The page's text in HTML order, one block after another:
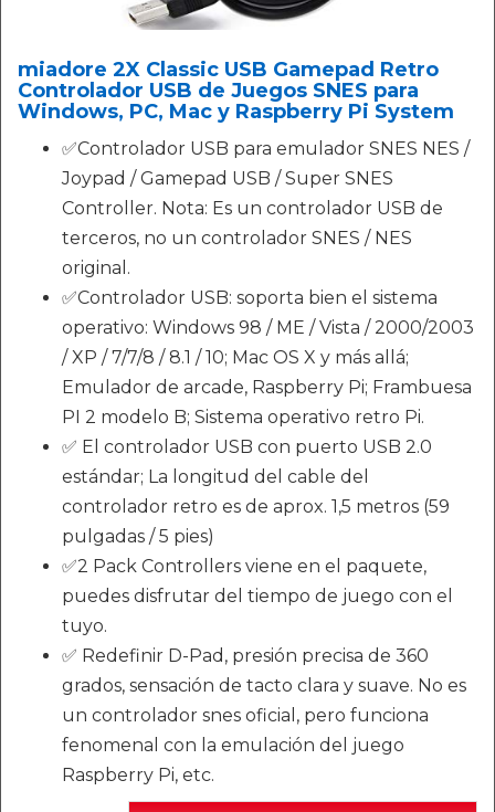
miadore 2X Classic USB Gamepad Retro
Controlador USB de Juegos SNES para
Windows, PC, Mac y Raspberry Pi System
✅Controlador USB para emulador SNES NES /
Joypad / Gamepad USB / Super SNES
Controller. Nota: Es un controlador USB de
terceros, no un controlador SNES / NES
original.
✅Controlador USB: soporta bien el sistema
operativo: Windows 98 / ME / Vista / 2000/2003
/ XP / 7/7/8 / 8.1 / 10; Mac OS X y más allá;
Emulador de arcade, Raspberry Pi; Frambuesa
PI 2 modelo B; Sistema operativo retro Pi.
✅ El controlador USB con puerto USB 2.0
estándar; La longitud del cable del
controlador retro es de aprox. 1,5 metros (59
pulgadas / 5 pies)
✅2 Pack Controllers viene en el paquete,
puedes disfrutar del tiempo de juego con el
tuyo.
✅ Redefinir D-Pad, presión precisa de 360
grados, sensación de tacto clara y suave. No es
un controlador snes oficial, pero funciona
fenomenal con la emulación del juego
Raspberry Pi, etc.